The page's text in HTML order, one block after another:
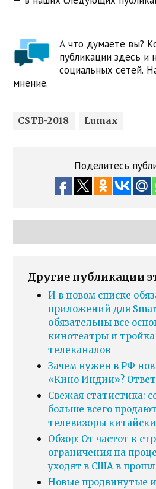
А что думаете вы?
публикации здесь и
социальных сетей.
мнение.
CSTB-2018 Lumax
Поделитесь
Другие публикации
И в новом списке
приложений для
обязательны все
кинотеатры и
телеканалов
Зачем нужен в РФ
«Кино Индии»?
Свежая статистика:
больше всего
телевизоры
Обзор: От частот к
ограничения на
уходят в США в
Новые продвинутые